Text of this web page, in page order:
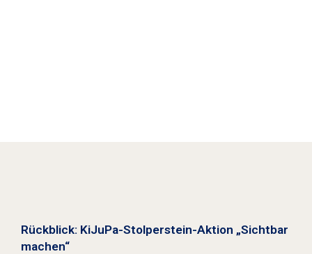
Rückblick: KiJuPa-Stolperstein-Aktion „Sichtbar
machen“